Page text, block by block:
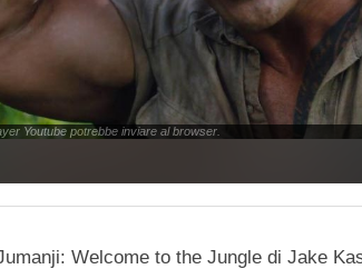
Youtube potrebbe inviare al browser.
Welcome to the Jungle di Jake